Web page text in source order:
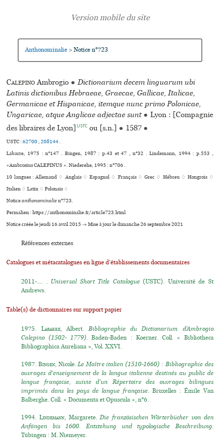
Anthonominalie > Notice n°723
CalepinoAmbrogio ● Dictionarium decem linguarum ubi
Latinis dictionibus Hebraeae, Graecae, Gallicae, Italicae,
Germanicae et Hispanicae, itemque nunc primo Polonicae,
Ungaricae, atque Anglicae adjectae sunt ● Lyon : [Compagnie
des libraires de Lyon]
USTC ou [s.n.] ● 1587 ●
USTC :62700,208144.
Labarre, 1975 : n°147 . Bingen, 1987 : p.43 et 47 , n°32 . Lindemann, 1994 : p.553 ,
«Ambrosius CALEPINUS ». Niederehe, 1995 : n°706 .
10 langues :Allemand ♢Anglais ♢Espagnol ♢ Français ♢Grec ♢ Hébreu ♢Hongrois ♢
Italien ♢Latin ♢Polonais ♢
Noticeanthonominalien°723.
Permalien : https://anthonominalie.fr/article723.html
Notice créée le jeudi 16 avril 2015 → Mise à jour le dimanche 26 septembre 2021
Références externes
Catalogues et métacatalogues en ligne d'établissements documentaires
2011-.... . Universal Short Title Catalogue(USTC). Université de St
Andrews.
Table(s) de dictionnaires sur support papier
1975. Labarre, Albert.Bibliographie du Dictionarium d’Ambrogio
Calepino (1502- 1779). Baden-Baden : Koerner. Coll. « Bibliotheca
Bibliographica Aureliana », Vol. XXVI.
1987.Bingen, Nicole.Le Maître italien (1510-1660) : Bibliographie des
ouvrages d'enseignement de la langue italienne destinés au public de
langue française, suivie d'un Répertoire des ouvrages bilingues
imprimés dans les pays de langue française. Bruxelles : Émile Van
Balberghe. Coll. « Documenta et Opuscula », n°6.
1994.Lindemann, Margarete.Die französischen Wörterbücher von den
Anfängen bis 1600. Entstehung und typologische Beschreibung.
Tübingen : M. Niemeyer.